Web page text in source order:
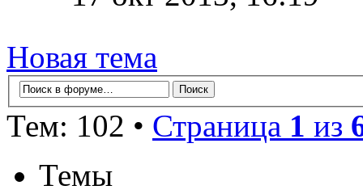
Новая тема
Тем: 102 • Страница 1 из
Темы